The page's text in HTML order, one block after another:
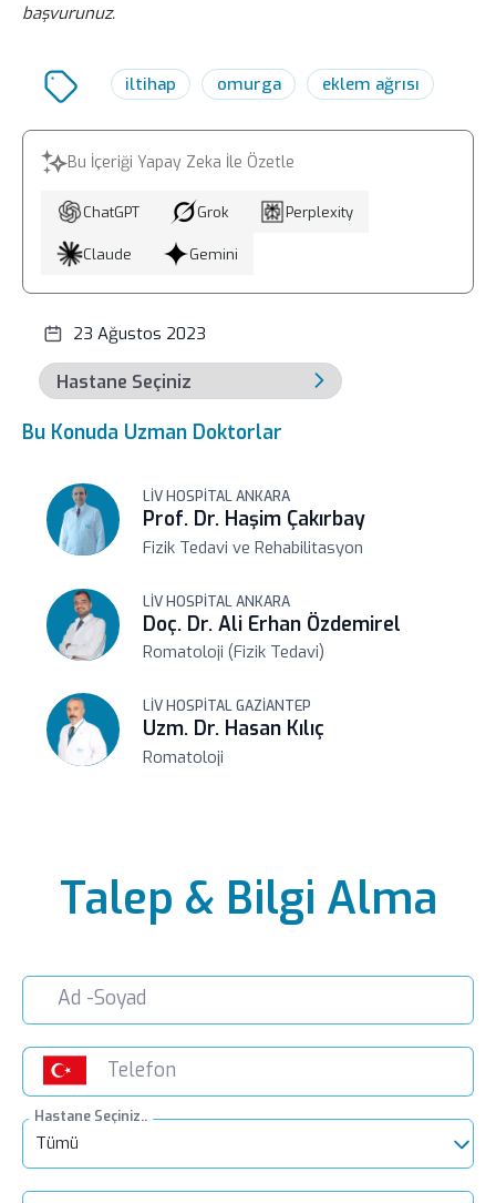
başvurunuz.
iltihap omurga eklem ağrısı
Bu İçeriği Yapay Zeka İle Özetle
ChatGPT Grok Perplexity
Claude Gemini
23 Ağustos 2023
Bu Konuda Uzman Doktorlar
LIV HOSPITAL ANKARA
Prof. Dr. Haşim Çakırbay
Fizik Tedavi ve Rehabilitasyon
LIV HOSPITAL ANKARA
Doç. Dr. Ali Erhan Özdemirel
Romatoloji (Fizik Tedavi)
LIV HOSPITAL GAZIANTEP
Uzm. Dr. Hasan Kılıç
Romatoloji
Talep & Bilgi Alma
Hastane Seçiniz..
Tümü